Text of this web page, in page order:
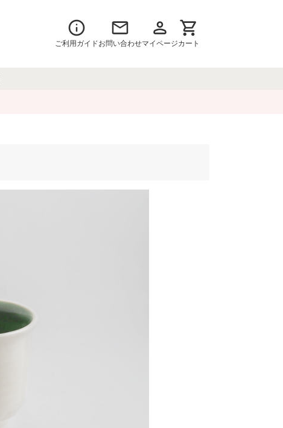
ご利用ガイドお問い合わせマイページカート